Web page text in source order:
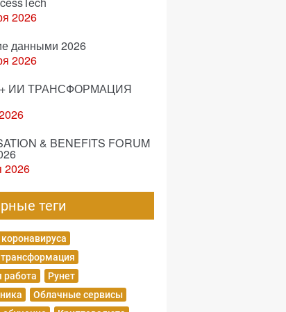
2026
данными 2026
2026
+ ИИ ТРАНСФОРМАЦИЯ
& BENEFITS FORUM
2026
теги
работа
Рунет
Облачные сервисы